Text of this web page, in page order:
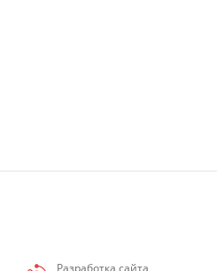
Разработка сайта